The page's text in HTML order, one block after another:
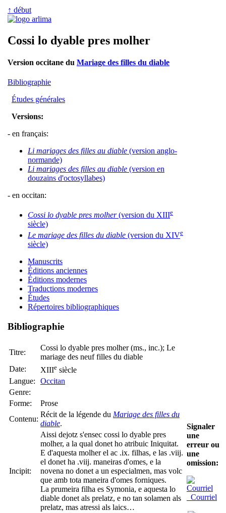
↑ début
Cossi lo dyable pres molher
Version occitane du Mariage des filles du diable
Bibliographie
Études générales
Versions:
- en français:
Li mariages des filles au diable (version anglo-
normande)
Li mariages des filles au diable (version en
douzains d'octosyllabes)
- en occitan:
Cossi lo dyable pres molher(version du XIIIe
siècle)
Le mariage des filles du diable (version du XIVe
siècle)
Manuscrits
Éditions anciennes
Éditions modernes
Traductions modernes
Études
Répertoires bibliographiques
Bibliographie
Titre:
Cossi lo dyable pres molher (ms., inc.); Le
mariage des neuf filles du diable
Date:
XIIIe siècle
Langue:
Occitan
Genre:
Forme:
Prose
Contenu:
Récit de la légende du Mariage des filles du
diable.
Incipit:
Aissi dejotz s'ensec cossi lo dyable pres
molher, a la qual donet ho atribuic Iniquitat.
E d'aquesta molher el ac .ix. filhas, e las .viij.
el donet ha .viij. maneiras d'omes, e la
novena no donet a un especialmen, mas volc
que amb tota maneira d'omes forniques.
La prumeira filha es Symonia, e aquesta lo
diable donet als prelatz, e no tan solamen als
prelatz, mas atressi als laics…
Signaler
une
erreur ou
une
omission:
Courriel